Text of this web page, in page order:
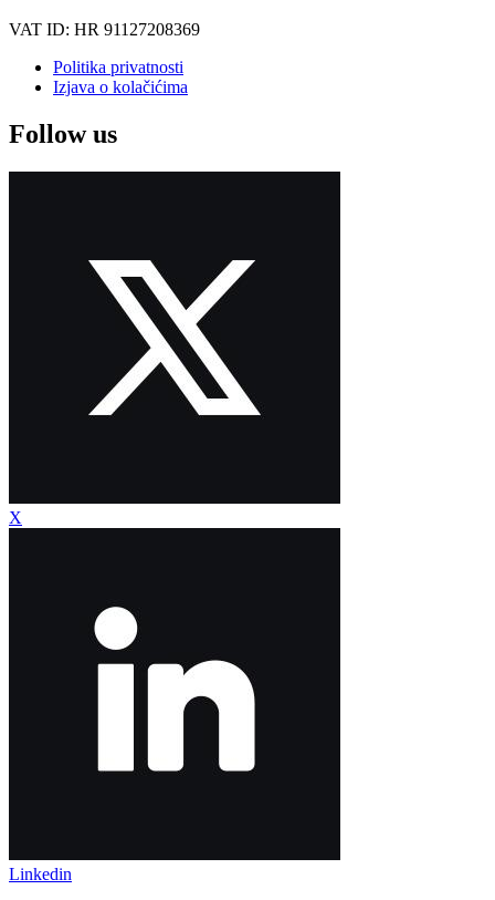
VAT ID: HR 91127208369
Politika privatnosti
Izjava o kolačićima
Follow us
X
Linkedin